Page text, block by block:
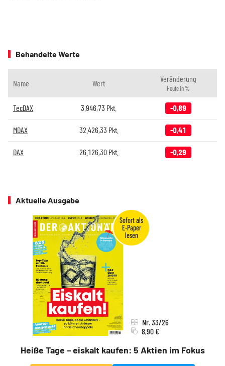
Behandelte Werte
Name Wert Veränderung
Heute in %
TecDAX 3.946,73 Pkt. -0,89
MDAX 32.426,33 Pkt. -0,41
DAX 26.126,30Pkt. -0,29
Aktuelle Ausgabe
Heiße Tage – eiskalt kaufen: 5 Aktien im Fokus
Nr. 33/26
8,90 €